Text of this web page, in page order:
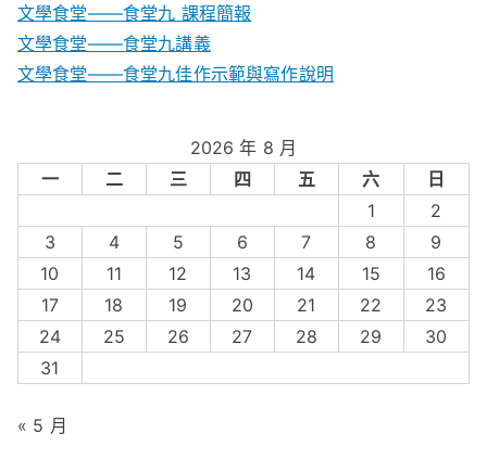
文學食堂——食堂九 課程簡報
文學食堂――食堂九講義
文學食堂——食堂九佳作示範與寫作說明
2026 年 8 月
一
二 三 四 五 六
日
1
2
3
4 5 6 7 8
9
10
11 12 13 14 15
16
17
18 19 20 21 22
23
24
25 26 27 28 29
30
31
« 5 月